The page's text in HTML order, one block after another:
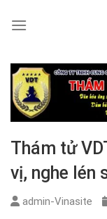
Thám tử
vị, nghe lén
admin-Vinasite